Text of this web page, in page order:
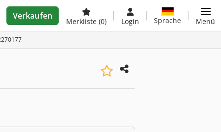
Verkaufen
Merkliste (0) Login Sprache Menü